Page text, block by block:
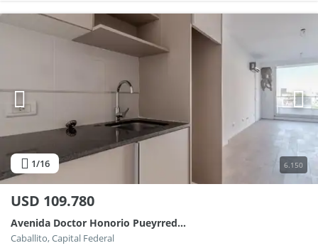
1/16 6.150
USD 109.780
Avenida Doctor Honorio Pueyrredón 1100
Caballito, Capital Federal